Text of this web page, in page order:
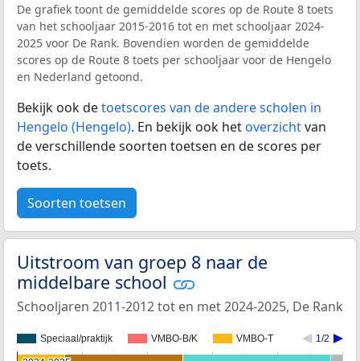
De grafiek toont de gemiddelde scores op de Route 8 toets
van het schooljaar 2015-2016 tot en met schooljaar 2024-
2025 voor De Rank. Bovendien worden de gemiddelde
scores op de Route 8 toets per schooljaar voor de Hengelo
en Nederland getoond.
Bekijk ook detoetscores van de andere scholen in
Hengelo (Hengelo). En bekijk ook hetoverzichtvan
de verschillende soorten toetsen en de scores per
toets.
Soorten toetsen
Uitstroom van groep 8 naar de
middelbare school
Schooljaren 2011-2012 tot en met 2024-2025, De Rank
Speciaal/praktijk VMBO-B/K VMBO-T 1/2